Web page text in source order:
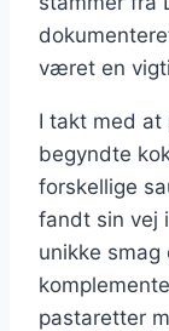
været en
I takt med at
begyndte
forskellige
fandt sin vej
unikke
pastaretter